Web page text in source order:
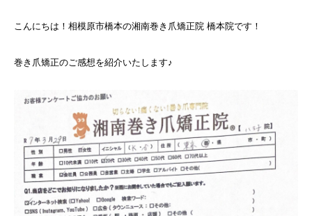
こんにちは！相模原市橋本の湘南巻き爪矯正院 橋本院です！
巻き爪矯正のご感想を紹介いたします♪